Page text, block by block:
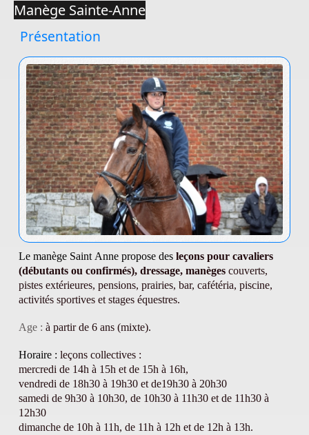
Manège Sainte-Anne
Présentation
Le manège Saint Anne propose des leçons pour cavaliers
(débutants ou confirmés), dressage, manèges couverts,
pistes extérieures, pensions, prairies, bar, cafétéria, piscine,
activités sportives et stages équestres.
Age : à partir de 6 ans (mixte).
Horaire : leçons collectives :
mercredi de 14h à 15h et de 15h à 16h,
vendredi de 18h30 à 19h30 et de19h30 à 20h30
samedi de 9h30 à 10h30, de 10h30 à 11h30 et de 11h30 à
12h30
dimanche de 10h à 11h, de 11h à 12h et de 12h à 13h.